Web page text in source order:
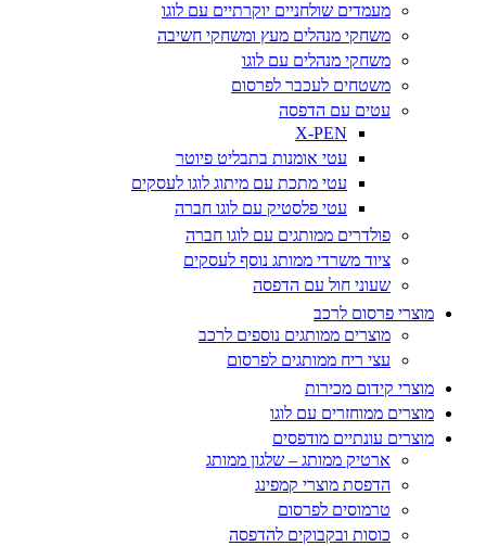
מעמדים שולחניים יוקרתיים עם לוגו
משחקי מנהלים מעץ ומשחקי חשיבה
משחקי מנהלים עם לוגו
משטחים לעכבר לפרסום
עטים עם הדפסה
X-PEN
עטי אומנות בתבליט פיוטר
עטי מתכת עם מיתוג לוגו לעסקים
עטי פלסטיק עם לוגו חברה
פולדרים ממותגים עם לוגו חברה
ציוד משרדי ממותג נוסף לעסקים
שעוני חול עם הדפסה
מוצרי פרסום לרכב
מוצרים ממותגים נוספים לרכב
עצי ריח ממותגים לפרסום
מוצרי קידום מכירות
מוצרים ממוחזרים עם לוגו
מוצרים עונתיים מודפסים
ארטיק ממותג – שלגון ממותג
הדפסת מוצרי קמפינג
טרמוסים לפרסום
כוסות ובקבוקים להדפסה